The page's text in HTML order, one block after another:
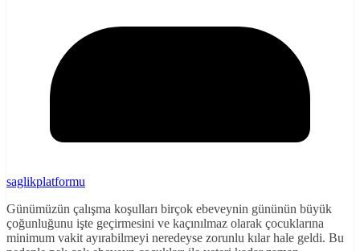
saglikplatformu
Günümüzün çalışma koşulları birçok ebeveynin gününün büyük
çoğunluğunu işte geçirmesini ve kaçınılmaz olarak çocuklarına
minimum vakit ayırabilmeyi neredeyse zorunlu kılar hale geldi. Bu